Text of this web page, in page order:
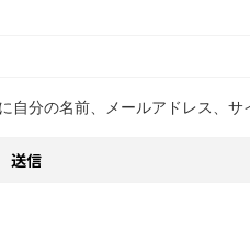
分の名前、メールアドレス、サ